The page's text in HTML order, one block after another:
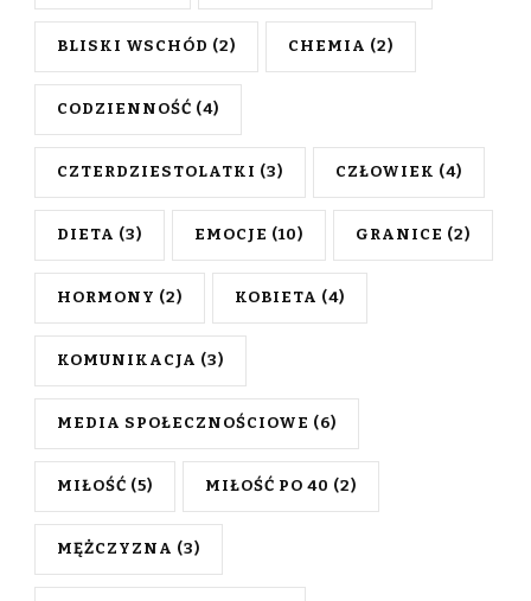
BLISKI WSCHÓD (2) CHEMIA (2)
CODZIENNOŚĆ (4)
CZTERDZIESTOLATKI (3) CZŁOWIEK (4)
DIETA (3) EMOCJE (10) GRANICE (2)
HORMONY (2) KOBIETA (4)
KOMUNIKACJA (3)
MEDIA SPOŁECZNOŚCIOWE (6)
MIŁOŚĆ (5) MIŁOŚĆ PO 40 (2)
MĘŻCZYZNA (3)